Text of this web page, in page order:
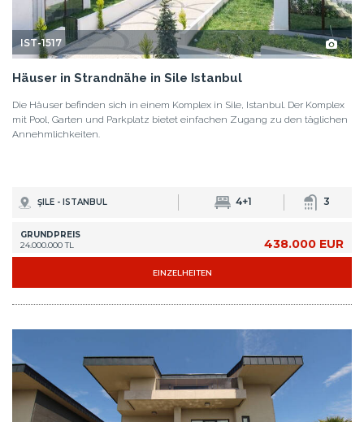
IST-1517
Häuser in Strandnähe in Sile Istanbul
Die Häuser befinden sich in einem Komplex in Sile, Istanbul. Der Komplex
mit Pool, Garten und Parkplatz bietet einfachen Zugang zu den täglichen
Annehmlichkeiten.
ŞILE - ISTANBUL 4+1 3
GRUNDPREIS
24.000.000 TL
438.000 EUR
EINZELHEITEN